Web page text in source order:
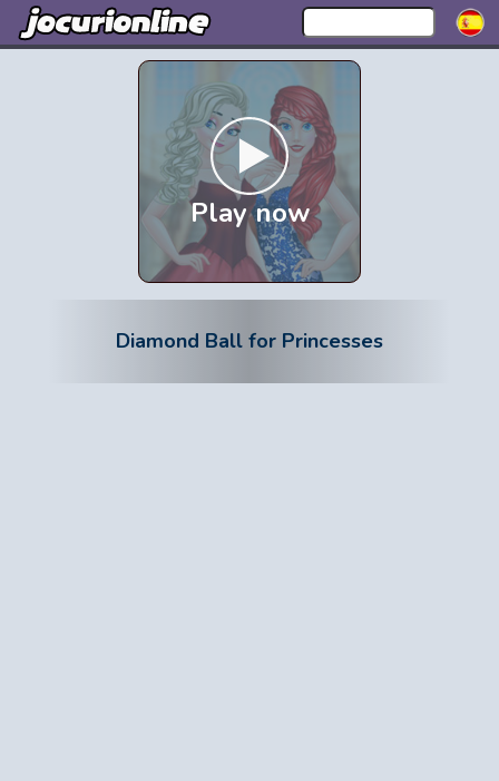
Play now
Diamond Ball for Princesses